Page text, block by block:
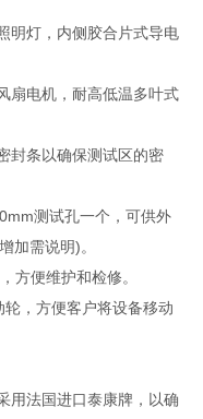
明灯，内侧胶合片式导电
扇电机，耐高低温多叶式
封条以确保测试区的密
测试孔一个，可供外
加需说明)。
方便维护和检修。
，方便客户将设备移动
用法国进口泰康牌，以确